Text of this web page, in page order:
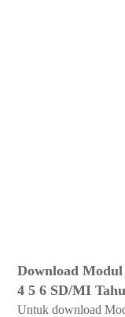
Download
4 5 6 SD/MI
Untuk download